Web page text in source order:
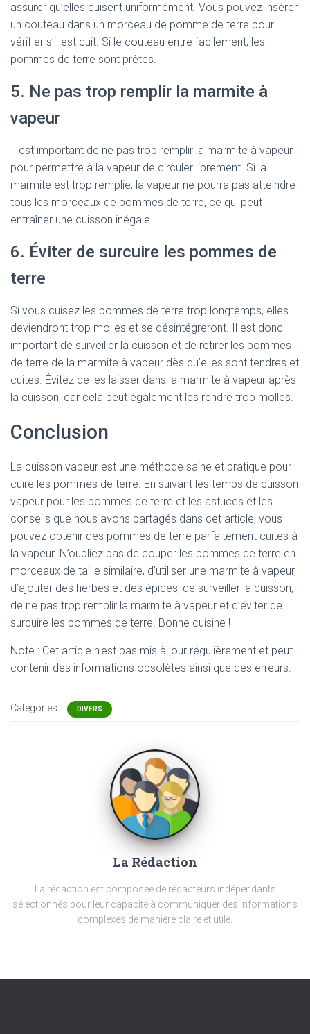
assurer qu’elles cuisent uniformément. Vous pouvez insérer
un couteau dans un morceau de pomme de terre pour
vérifier s’il est cuit. Si le couteau entre facilement, les
pommes de terre sont prêtes.
5. Ne pas trop remplir la marmite à
vapeur
Il est important de ne pas trop remplir la marmite à vapeur
pour permettre à la vapeur de circuler librement. Si la
marmite est trop remplie, la vapeur ne pourra pas atteindre
tous les morceaux de pommes de terre, ce qui peut
entraîner une cuisson inégale.
6. Éviter de surcuire les pommes de
terre
Si vous cuisez les pommes de terre trop longtemps, elles
deviendront trop molles et se désintégreront. Il est donc
important de surveiller la cuisson et de retirer les pommes
de terre de la marmite à vapeur dès qu’elles sont tendres et
cuites. Évitez de les laisser dans la marmite à vapeur après
la cuisson, car cela peut également les rendre trop molles.
Conclusion
La cuisson vapeur est une méthode saine et pratique pour
cuire les pommes de terre. En suivant les temps de cuisson
vapeur pour les pommes de terre et les astuces et les
conseils que nous avons partagés dans cet article, vous
pouvez obtenir des pommes de terre parfaitement cuites à
la vapeur. N’oubliez pas de couper les pommes de terre en
morceaux de taille similaire, d’utiliser une marmite à vapeur,
d’ajouter des herbes et des épices, de surveiller la cuisson,
de ne pas trop remplir la marmite à vapeur et d’éviter de
surcuire les pommes de terre. Bonne cuisine !
Note : Cet article n'est pas mis à jour régulièrement et peut
contenir des informations obsolètes ainsi que des erreurs.
Catégories : DIVERS
La Rédaction
La rédaction est composée de rédacteurs indépendants
sélectionnés pour leur capacité à communiquer des informations
complexes de manière claire et utile.